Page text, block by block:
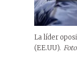
La líder
(EE.UU).